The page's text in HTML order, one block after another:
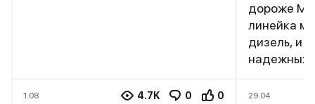
1.08 4.7K 0 0
дороже МБ
линейка
дизель, и
надежных
29.04